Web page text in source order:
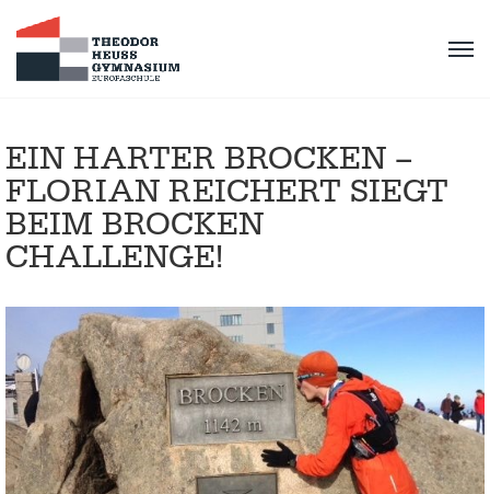
EIN HARTER BROCKEN –
FLORIAN REICHERT SIEGT
BEIM BROCKEN
CHALLENGE!